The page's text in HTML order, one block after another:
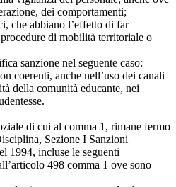
dei comportamenti;
che abbiano l’effetto di far
di mobilità territoriale o
sanzione nel seguente caso:
coerenti, anche nell’uso dei canali
della comunità educante, nei
di cui al comma 1, rimane fermo
Sezione I Sanzioni
1994, incluse le seguenti
498 comma 1 ove sono